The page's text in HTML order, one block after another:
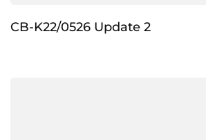
CB-K22/0526 Update 2